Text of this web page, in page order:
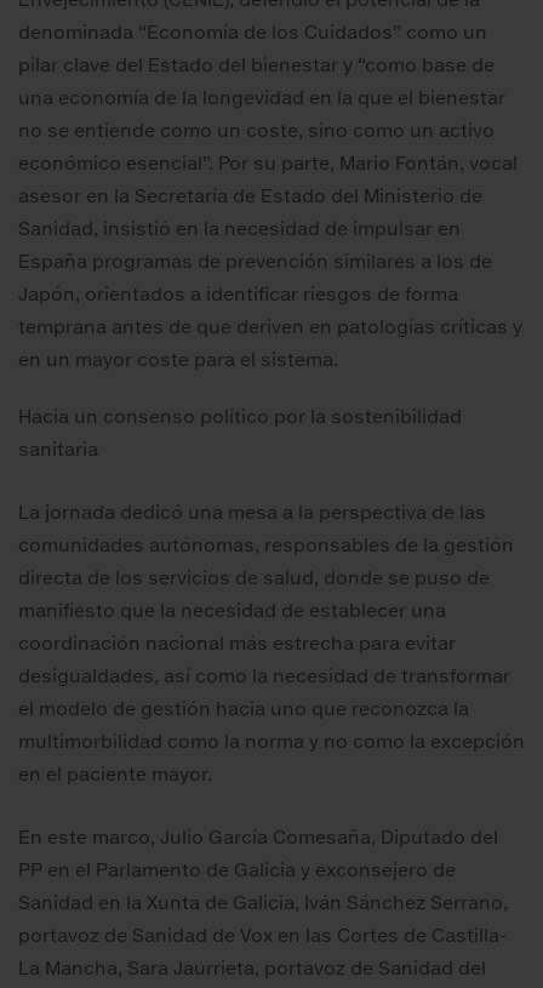
denominada “Economía de los Cuidados” como un
pilar clave del Estado del bienestar y “como base de
una economía de la longevidad en la que el bienestar
no se entiende como un coste, sino como un activo
económico esencial”. Por su parte, Mario Fontán, vocal
asesor en la Secretaría de Estado del Ministerio de
Sanidad, insistió en la necesidad de impulsar en
España programas de prevención similares a los de
Japón, orientados a identificar riesgos de forma
temprana antes de que deriven en patologías críticas y
en un mayor coste para el sistema.
Hacia un consenso político por la sostenibilidad
sanitaria
La jornada dedicó una mesa a la perspectiva de las
comunidades autónomas, responsables de la gestión
directa de los servicios de salud, donde se puso de
manifiesto que la necesidad de establecer una
coordinación nacional más estrecha para evitar
desigualdades, así como la necesidad de transformar
el modelo de gestión hacia uno que reconozca la
multimorbilidad como la norma y no como la excepción
en el paciente mayor.
En este marco, Julio García Comesaña, Diputado del
PP en el Parlamento de Galicia y exconsejero de
Sanidad en la Xunta de Galicia, Iván Sánchez Serrano,
portavoz de Sanidad de Vox en las Cortes de Castilla-
La Mancha, Sara Jaurrieta, portavoz de Sanidad del